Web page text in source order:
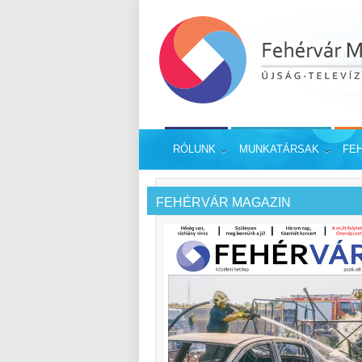
RÓLUNK MUNKATÁRSAK
FEHÉRVÁR MAGAZIN